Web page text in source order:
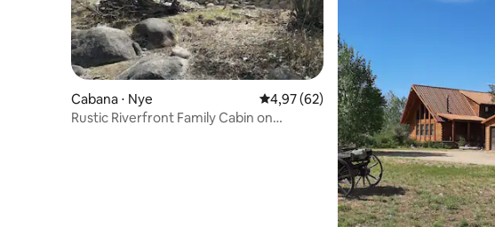
Cabana ⋅ Nye 4,97 de uma avaliação média de 5, 62
4,97 (62)
Rustic Riverfront Family Cabin on